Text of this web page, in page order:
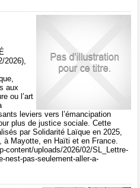
2026),
aux
ou l’art
leviers vers l’émancipation
plus de justice sociale. Cette
par Solidarité Laïque en 2025,
à Mayotte, en Haïti et en France.
content/uploads/2026/02/SL_Lettre-
nest-pas-seulement-aller-a-